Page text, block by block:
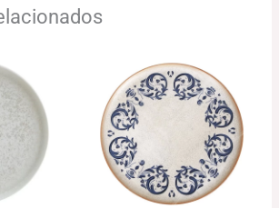
de
precios:
desde
74.31€
92.91€
precio
original
era:
102.28€.
precio
actual
es:
99.21€.